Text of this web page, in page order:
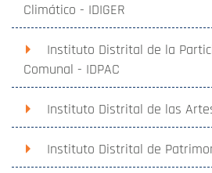
Climático - IDIGER
Instituto Distrital de la
Comunal - IDPAC
Instituto Distrital de las
Instituto Distrital de